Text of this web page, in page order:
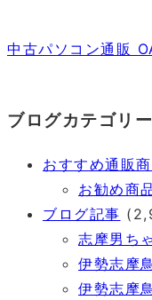
中古パソコン通販
ブログカテゴリー
おすすめ通販
お勧め商
ブログ記事
志摩男ち
伊勢志摩
伊勢志摩